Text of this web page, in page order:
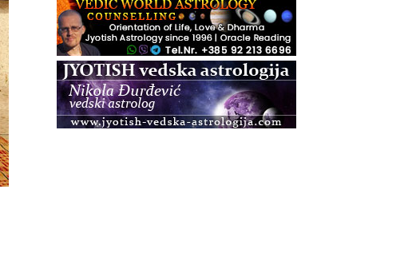
21.08.
Zagreb+Online
Osnovni ThetaHealing® tečaj, Zagreb i Online
22.08.
Pula
Access BARS®, otpusti stres
23.08.
Pula